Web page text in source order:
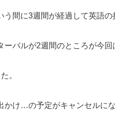
間に3週間が経過して英語の
バルが2週間のところが今回
。
かけ…の予定がキャンセルにな